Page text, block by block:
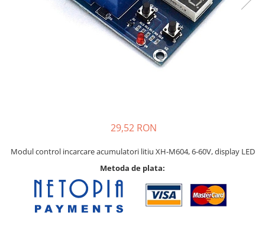
Pat printare
Acumulatori, BMS si accesorii
Acumulatori
Module balansare
Incarcare, descarcare si afisare
29,52 RON
Modul control incarcare acumulatori litiu XH-M604, 6-60V, display LED
Metoda de plata: